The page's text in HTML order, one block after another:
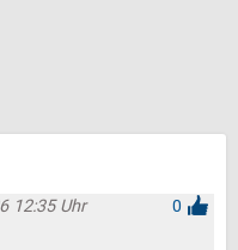
12:35 Uhr
0